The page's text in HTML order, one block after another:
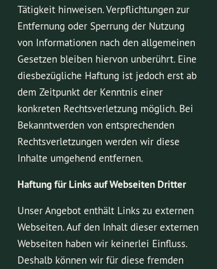
Tätigkeit hinweisen. Verpflichtungen zur
Entfernung oder Sperrung der Nutzung
von Informationen nach den allgemeinen
Gesetzen bleiben hiervon unberührt. Eine
diesbezügliche Haftung ist jedoch erst ab
dem Zeitpunkt der Kenntnis einer
konkreten Rechtsverletzung möglich. Bei
Bekanntwerden von entsprechenden
Rechtsverletzungen werden wir diese
Inhalte umgehend entfernen.
Haftung für Links auf Webseiten Dritter
Unser Angebot enthält Links zu externen
Webseiten. Auf den Inhalt dieser externen
Webseiten haben wir keinerlei Einfluss.
Deshalb können wir für diese fremden